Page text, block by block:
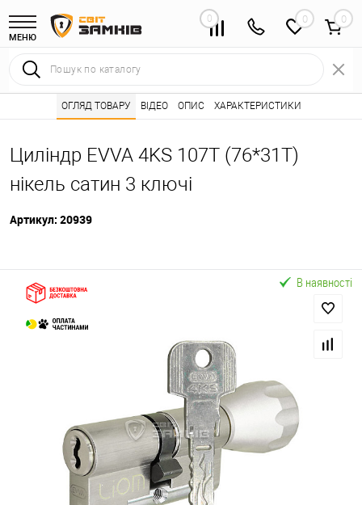
МЕНЮ
0 0
Інтернет магазин замків • Каталог товарів ⭐ • Серцевини
Циліндр EVVA 4KS 107T (76*31T)
нікель сатин 3 ключі
Артикул: 20939
ОГЛЯД ТОВАРУ ВІДЕО ОПИС ХАРАКТЕРИСТИКИ
В наявності